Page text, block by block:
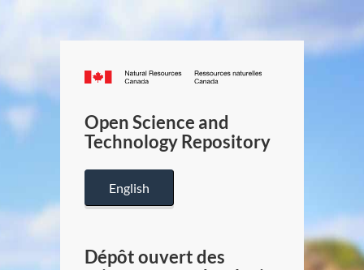
Canada.ca
/
Canada
Open Science and
Technology Repository
English
Dépôt ouvert des